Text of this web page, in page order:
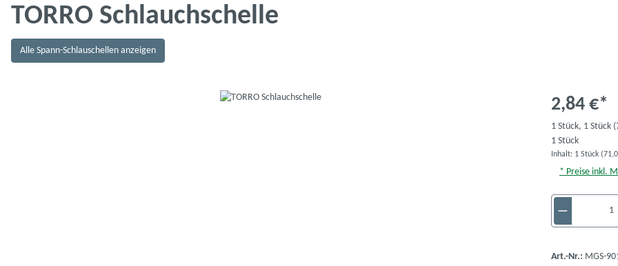
TORRO Schlauchschelle
Alle Spann-Schlauschellen anzeigen
2,84 €*
1 Stück, 1 Stück
1 Stück
Inhalt: 1 Stück
* Preise inkl.
Produkt
Art.-Nr.: MGS-